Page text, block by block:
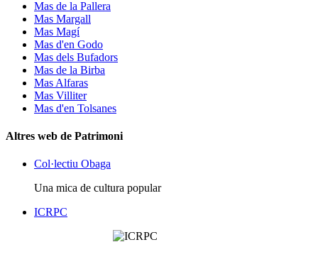
Mas de la Pallera
Mas Margall
Mas Magí
Mas d'en Godo
Mas dels Bufadors
Mas de la Birba
Mas Alfaras
Mas Villiter
Mas d'en Tolsanes
Altres web de Patrimoni
Col·lectiu Obaga
Una mica de cultura popular
ICRPC